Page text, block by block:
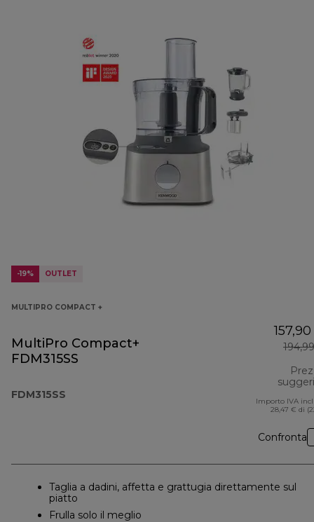
-19% OUTLET
MULTIPRO COMPACT +
MultiPro Compact+
FDM315SS
FDM315SS
Importo IVA
28,47 € di
Confronta
Taglia a dadini, affetta e grattugia direttamente sul
piatto
Frulla solo il meglio